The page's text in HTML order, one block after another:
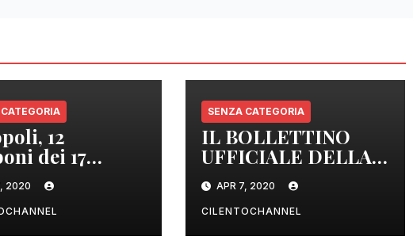
12
dei 17
sono
2020
SENZA CATEGORIA
IL BOLLETTINO
UFFICIALE DELLA
REGIONE
CAMPANIA DELLE
ORE 22.00
APR 7, 2020
CILENTOCHANNEL